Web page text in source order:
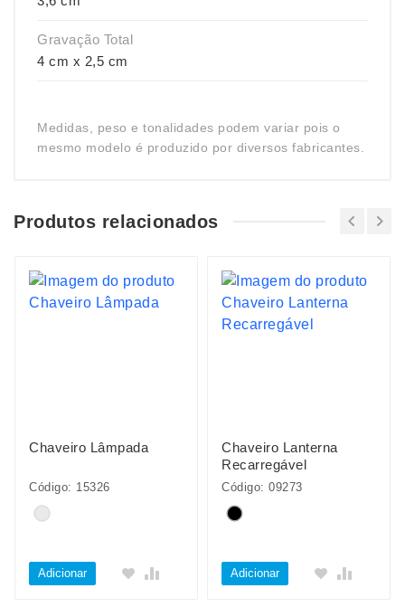
Gravação Total
4 cm x 2,5 cm
Medidas, peso e tonalidades podem variar pois o
mesmo modelo é produzido por diversos fabricantes.
Produtos relacionados
Chaveiro Lâmpada
Código: 15326
Adicionar
Chaveiro Lanterna
Recarregável
Código: 09273
Adicionar